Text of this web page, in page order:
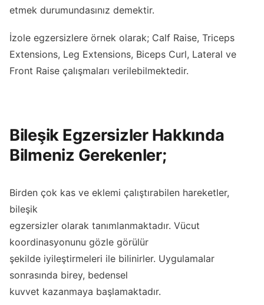
etmek durumundasınız demektir.
İzole egzersizlere örnek olarak; Calf Raise, Triceps
Extensions, Leg Extensions, Biceps Curl, Lateral ve
Front Raise çalışmaları verilebilmektedir.
Bileşik Egzersizler Hakkında
Bilmeniz Gerekenler;
Birden çok kas ve eklemi çalıştırabilen hareketler,
bileşik
egzersizler olarak tanımlanmaktadır. Vücut
koordinasyonunu gözle görülür
şekilde iyileştirmeleri ile bilinirler. Uygulamalar
sonrasında birey, bedensel
kuvvet kazanmaya başlamaktadır.